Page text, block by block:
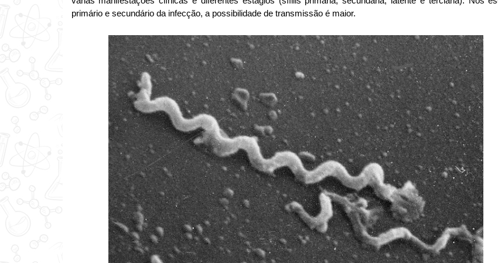
primário e secundário da infecção, a possibilidade de transmissão é maior.